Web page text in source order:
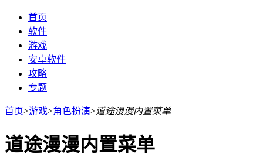
首页
软件
游戏
安卓软件
攻略
专题
首页>游戏>角色扮演>道途漫漫内置菜单
道途漫漫内置菜单